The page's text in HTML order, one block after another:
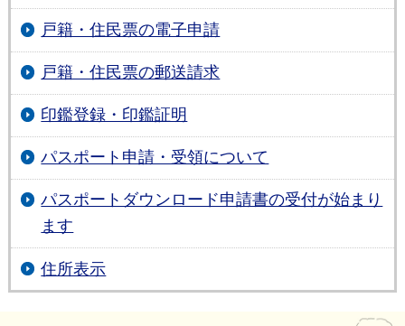
戸籍・住民票の電子申請
戸籍・住民票の郵送請求
印鑑登録・印鑑証明
パスポート申請・受領について
パスポートダウンロード申請書の受付が始まり
ます
住所表示